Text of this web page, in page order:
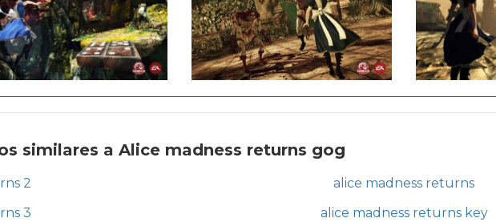
similares a Alice madness returns gog
2
alice madness returns
3
alice madness returns key